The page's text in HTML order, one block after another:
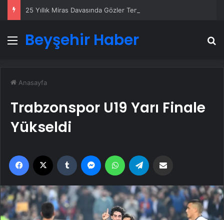
Menü
Beyşehir Haber
Anasayfa
Trabzonspor U19 Yarı Finale
Yükseldi
Facebook Tumblr MessengerWhatsApp